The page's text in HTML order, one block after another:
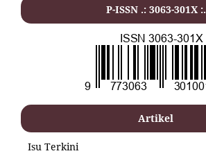
P-ISSN .: 3063-301X :.
Artikel
Isu Terkini